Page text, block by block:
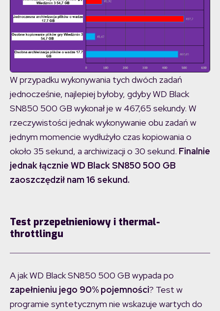
W przypadku wykonywania tych dwóch zadań
jednocześnie, najlepiej byłoby, gdyby WD Black
SN850 500 GB wykonał je w 467,65 sekundy. W
rzeczywistości jednak wykonywanie obu zadań w
jednym momencie wydłużyło czas kopiowania o
około 35 sekund, a archiwizacji o 30 sekund. Finalnie
jednak łącznie WD Black SN850 500 GB
zaoszczędził nam 16 sekund.
Test przepełnieniowy i thermal-
throttlingu
A jak WD Black SN850 500 GB wypada po
zapełnieniu jego 90% pojemności? Test w
programie syntetycznym nie wskazuje wartych do